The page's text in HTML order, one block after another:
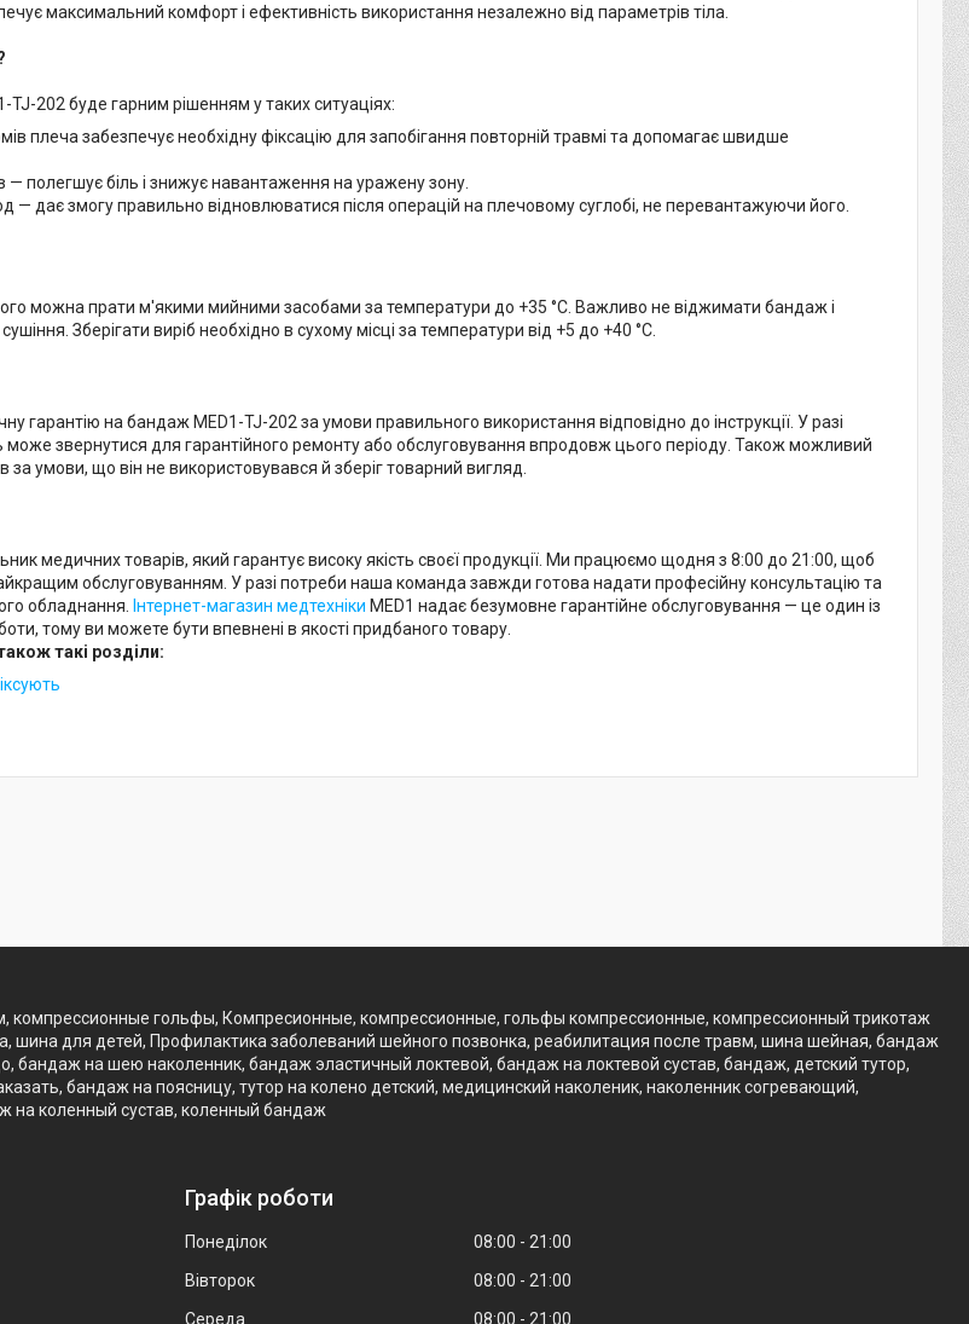
максимальний комфорт і ефективність використання незалежно від параметрів тіла.
TJ-202 буде гарним рішенням у таких ситуаціях:
плеча забезпечує необхідну фіксацію для запобігання повторній травмі та допомагає швидше
— полегшує біль і знижує навантаження на уражену зону.
— дає змогу правильно відновлюватися після операцій на плечовому суглобі, не перевантажуючи його.
можна прати м'якими мийними засобами за температури до +35 °C. Важливо не віджимати бандаж і
Зберігати виріб необхідно в сухому місці за температури від +5 до +40 °C.
гарантію на бандаж MED1-TJ-202 за умови правильного використання відповідно до інструкції. У разі
звернутися для гарантійного ремонту або обслуговування впродовж цього періоду. Також можливий
за умови, що він не використовувався й зберіг товарний вигляд.
медичних товарів, який гарантує високу якість своєї продукції. Ми працюємо щодня з 8:00 до 21:00, щоб
обслуговуванням. У разі потреби наша команда завжди готова надати професійну консультацію та
обладнання. Інтернет-магазин медтехніки MED1 надає безумовне гарантійне обслуговування — це один із
тому ви можете бути впевнені в якості придбаного товару.
такі розділи:
компрессионные гольфы, Компресионные, компрессионные, гольфы компрессионные, компрессионный трикотаж
для детей, Профилактика заболеваний шейного позвонка, реабилитация после травм, шина шейная, бандаж
на шею наколенник, бандаж эластичный локтевой, бандаж на локтевой сустав, бандаж, детский тутор,
бандаж на поясницу, тутор на колено детский, медицинский наколеник, наколенник согревающий,
на коленный сустав, коленный бандаж
Графік роботи
Понеділок 08:00
21:00
Вівторок
08:00
21:00
Середа
08:00 21:00